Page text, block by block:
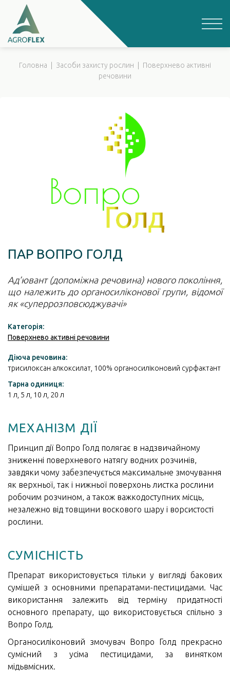
content
Головна Засоби захисту рослин
Поверхнево активні
речовини
ПАР ВОПРО ГОЛД
Ад’ювант (допоміжна речовина) нового покоління,
що належить до органосиліконової групи, відомої
як «суперрозповсюджувачі»
Категорія:
Поверхнево активні речовини
Діюча речовина:
трисилоксан алкоксилат, 100% органосиліконовий сурфактант
Тарна одиниця:
1 л, 5 л, 10 л, 20 л
МЕХАНІЗМ ДІЇ
Принцип дії Вопро Голд полягає в надзвичайному
зниженні поверхневого натягу водних розчинів,
завдяки чому забезпечується максимальне змочування
як верхньої, так і нижньої поверхонь листка рослини
робочим розчином, а також важкодоступних місць,
незалежно від товщини воскового шару і ворсистості
рослини.
СУМІСНІСТЬ
Препарат використовується тільки у вигляді бакових
сумішей з основними препаратами-пестицидами. Час
використання залежить від терміну придатності
основного препарату, що використовується спільно з
Вопро Голд.
Органосиліконовий змочувач Вопро Голд прекрасно
сумісний з усіма пестицидами, за винятком
мідьвмісних.